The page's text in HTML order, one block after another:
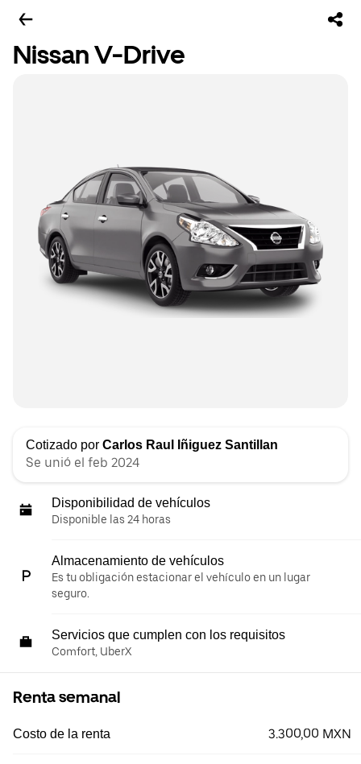
Nissan V-Drive
Cotizado por Carlos Raul Iñiguez Santillan
Se unió el feb 2024
Disponibilidad de vehículos
Disponible las 24 horas
Almacenamiento de vehículos
Es tu obligación estacionar el vehículo en un lugar
seguro.
Servicios que cumplen con los requisitos
Comfort, UberX
Renta semanal
Costo de la renta 3.300,00 MXN